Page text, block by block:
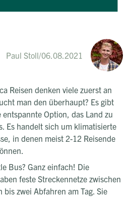
Paul Stoll/06.08.2021
Reisen denken viele zuerst an
man den überhaupt? Es gibt
Option, das Land zu
Es handelt sich um klimatisierte
in denen meist 2-12 Reisende
Bus? Ganz einfach! Die
feste Streckennetze zwischen
zwei Abfahren am Tag. Sie